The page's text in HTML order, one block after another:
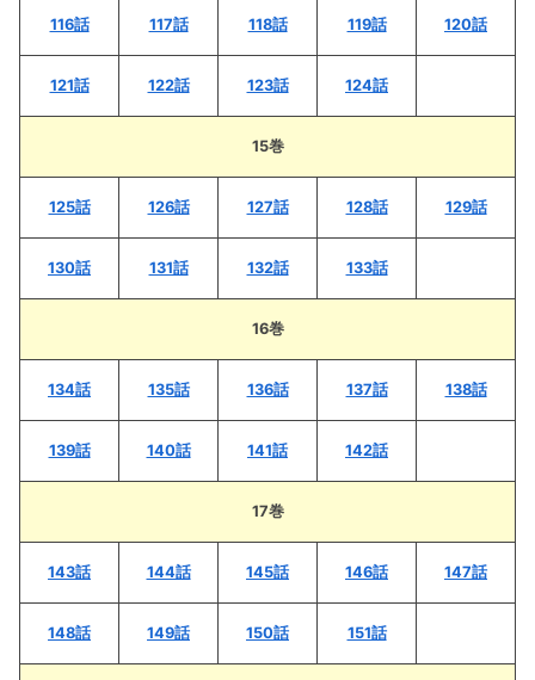
116話 117話 118話 119話 120話
121話 122話 123話 124話
15巻
125話 126話 127話 128話 129話
130話 131話 132話 133話
16巻
134話 135話 136話 137話 138話
139話 140話 141話 142話
17巻
143話 144話 145話 146話 147話
148話 149話 150話 151話